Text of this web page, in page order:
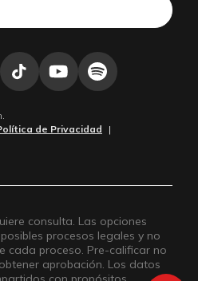
de Privacidad
|
consulta. Las opciones
procesos legales y no
cada proceso. Pre-calificar no
aprobación. Los datos